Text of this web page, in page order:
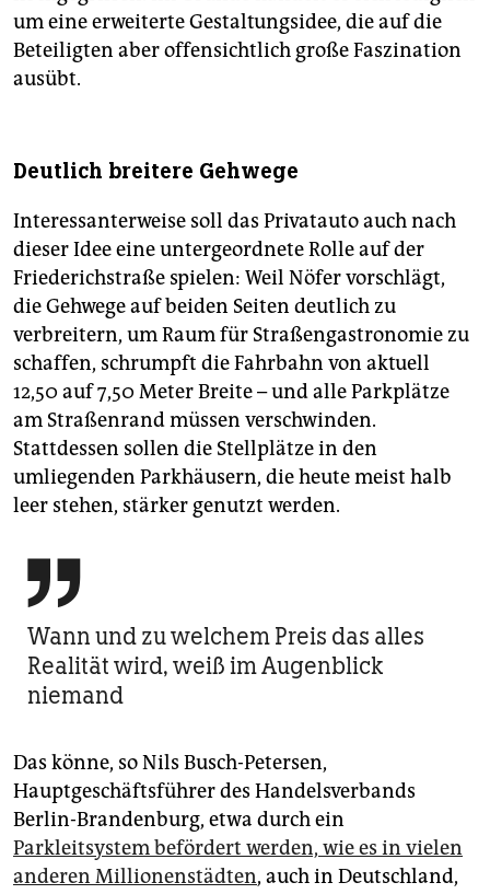
um eine erweiterte Gestaltungsidee, die auf die
Beteiligten aber offensichtlich große Faszination
ausübt.
Deutlich breitere Gehwege
Interessanterweise soll das Privatauto auch nach
dieser Idee eine untergeordnete Rolle auf der
Friederichstraße spielen: Weil Nöfer vorschlägt,
die Gehwege auf beiden Seiten deutlich zu
verbreitern, um Raum für Straßengastronomie zu
schaffen, schrumpft die Fahrbahn von aktuell
12,50 auf 7,50 Meter Breite – und alle Parkplätze
am Straßenrand müssen verschwinden.
Stattdessen sollen die Stellplätze in den
umliegenden Parkhäusern, die heute meist halb
leer stehen, stärker genutzt werden.

Wann und zu welchem Preis das alles
Realität wird, weiß im Augenblick
niemand
Das könne, so Nils Busch-Petersen,
Hauptgeschäftsführer des Handelsverbands
Berlin-Brandenburg, etwa durch ein
Parkleitsystem befördert werden, wie es in vielen
anderen Millionenstädten, auch in Deutschland,